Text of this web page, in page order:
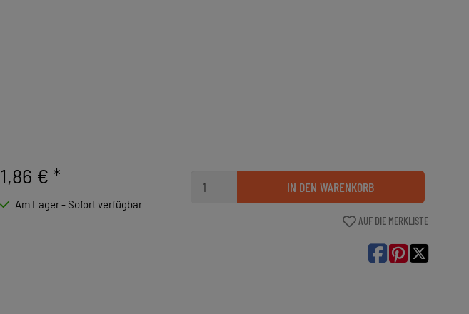
1,86 € *
Am Lager - Sofort verfügbar
IN DEN WARENKORB
AUF DIE MERKLISTE
